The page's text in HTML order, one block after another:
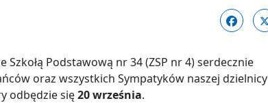
Podstawową nr 34 (ZSP nr 4) serdecznie
oraz wszystkich Sympatyków naszej dzielnicy
odbędzie się20 września.